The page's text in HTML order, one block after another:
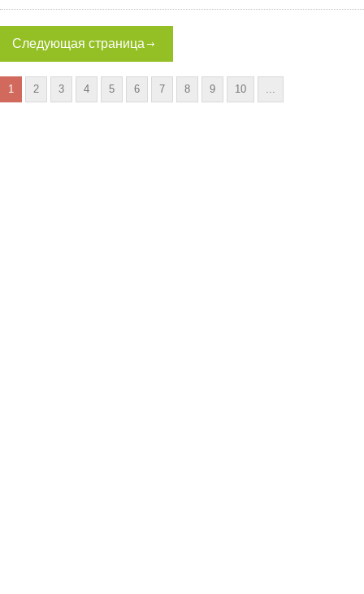
Следующая страница
1 2 3 4 5 6 7 8 9 10 ...